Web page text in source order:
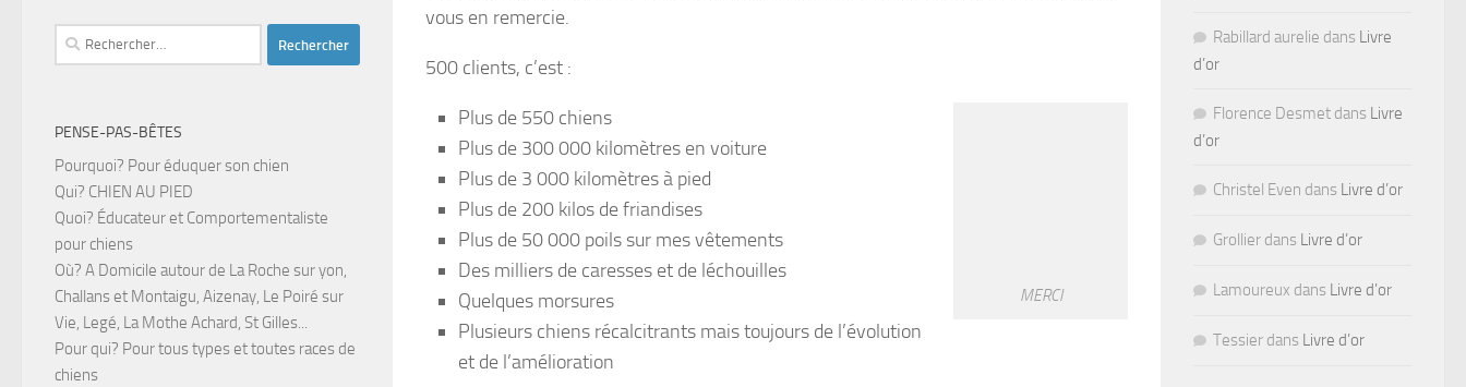
vous en remercie.
500 clients, c’est :
MERCI
Plus de 550 chiens
Plus de 300 000 kilomètres en voiture
Plus de 3 000 kilomètres à pied
Plus de 200 kilos de friandises
Plus de 50 000 poils sur mes vêtements
Des milliers de caresses et de léchouilles
Quelques morsures
Plusieurs chiens récalcitrants mais toujours de l’évolution
et de l’amélioration
Rechercher :
PENSE-PAS-BÊTES
Pourquoi? Pour éduquer son chien
Qui? CHIEN AU PIED
Quoi? Éducateur et Comportementaliste
pour chiens
Où? A Domicile autour de La Roche sur yon,
Challans et Montaigu, Aizenay, Le Poiré sur
Vie, Legé, La Mothe Achard, St Gilles...
Pour qui? Pour tous types et toutes races de
chiens
Rabillard aurelie dans Livre
d’or
Florence Desmet dans Livre
d’or
Christel Even dans Livre d’or
Grollier dans Livre d’or
Lamoureux dans Livre d’or
Tessier dans Livre d’or